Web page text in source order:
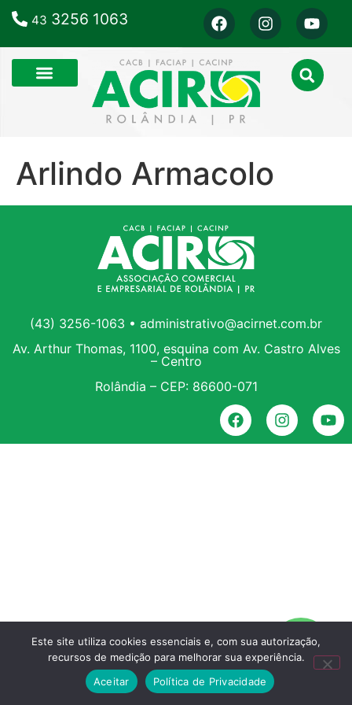
43 3256 1063
Arlindo Armacolo
(43) 3256-1063 • administrativo@acirnet.com.br
Av. Arthur Thomas, 1100, esquina com Av. Castro Alves
– Centro
Rolândia – CEP: 86600-071
Este site utiliza cookies essenciais e, com sua autorização,
recursos de medição para melhorar sua experiência.
Aceitar
Política de Privacidade